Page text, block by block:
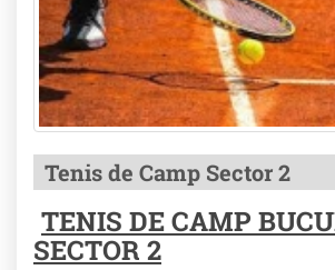
Tenis de Camp Sector 2
TENIS DE CAMP
SECTOR 2